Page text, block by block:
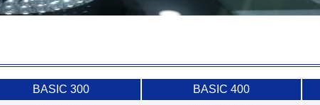
BASIC 300 BASIC 400